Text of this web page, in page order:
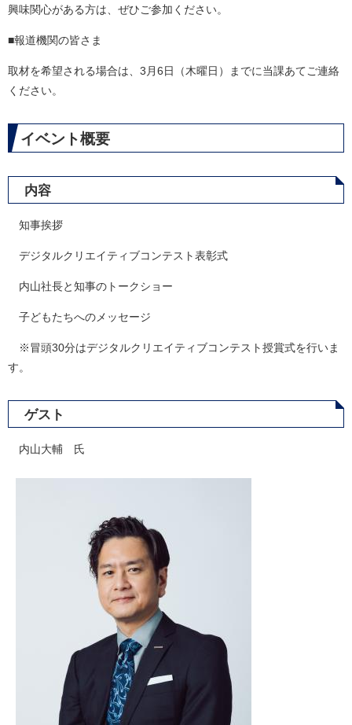
興味関心がある方は、ぜひご参加ください。
■報道機関の皆さま
取材を希望される場合は、3月6日（木曜日）までに当課あてご連絡
ください。
イベント概要
内容
知事挨拶
デジタルクリエイティブコンテスト表彰式
内山社長と知事のトークショー
子どもたちへのメッセージ
※冒頭30分はデジタルクリエイティブコンテスト授賞式を行いま
す。
ゲスト
内山大輔 氏